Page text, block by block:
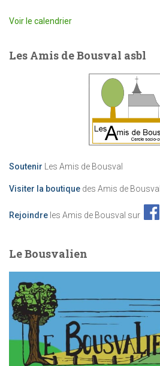
Voir le calendrier
Les Amis de Bousval asbl
Soutenir Les Amis de Bousval
Visiter la boutique des Amis de Bousval
Rejoindre les Amis de Bousval sur
Le Bousvalien